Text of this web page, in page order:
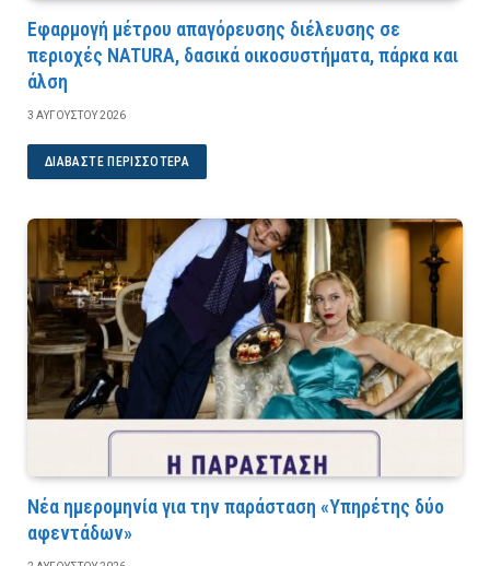
Εφαρμογή μέτρου απαγόρευσης διέλευσης σε
περιοχές NATURA, δασικά οικοσυστήματα, πάρκα και
άλση
3 ΑΥΓΟΎΣΤΟΥ 2026
ΔΙΑΒΆΣΤΕ ΠΕΡΙΣΣΌΤΕΡΑ
Νέα ημερομηνία για την παράσταση «Υπηρέτης δύο
αφεντάδων»